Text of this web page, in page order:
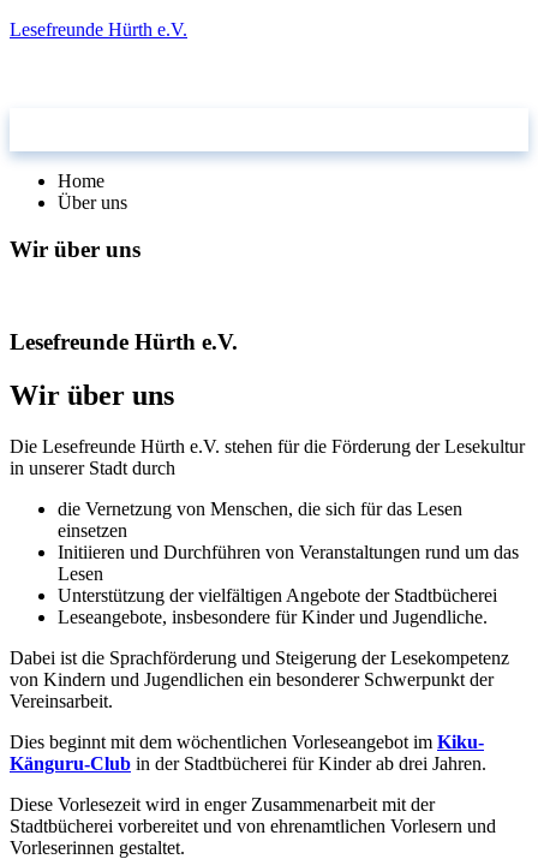
Lesefreunde Hürth e.V.
Home
Über uns
Wir über uns
Lesefreunde Hürth e.V.
Wir über uns
Die Lesefreunde Hürth e.V. stehen für die Förderung der Lesekultur
in unserer Stadt durch
die Vernetzung von Menschen, die sich für das Lesen
einsetzen
Initiieren und Durchführen von Veranstaltungen rund um das
Lesen
Unterstützung der vielfältigen Angebote der Stadtbücherei
Leseangebote, insbesondere für Kinder und Jugendliche.
Dabei ist die Sprachförderung und Steigerung der Lesekompetenz
von Kindern und Jugendlichen ein besonderer Schwerpunkt der
Vereinsarbeit.
Dies beginnt mit dem wöchentlichen Vorleseangebot im Kiku-
Känguru-Club in der Stadtbücherei für Kinder ab drei Jahren.
Diese Vorlesezeit wird in enger Zusammenarbeit mit der
Stadtbücherei vorbereitet und von ehrenamtlichen Vorlesern und
Vorleserinnen gestaltet.